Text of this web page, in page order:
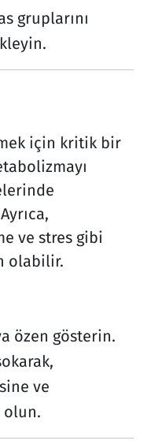
gruplarını
için kritik bir
ve stres gibi
olabilir.
özen gösterin.
ve
olun.